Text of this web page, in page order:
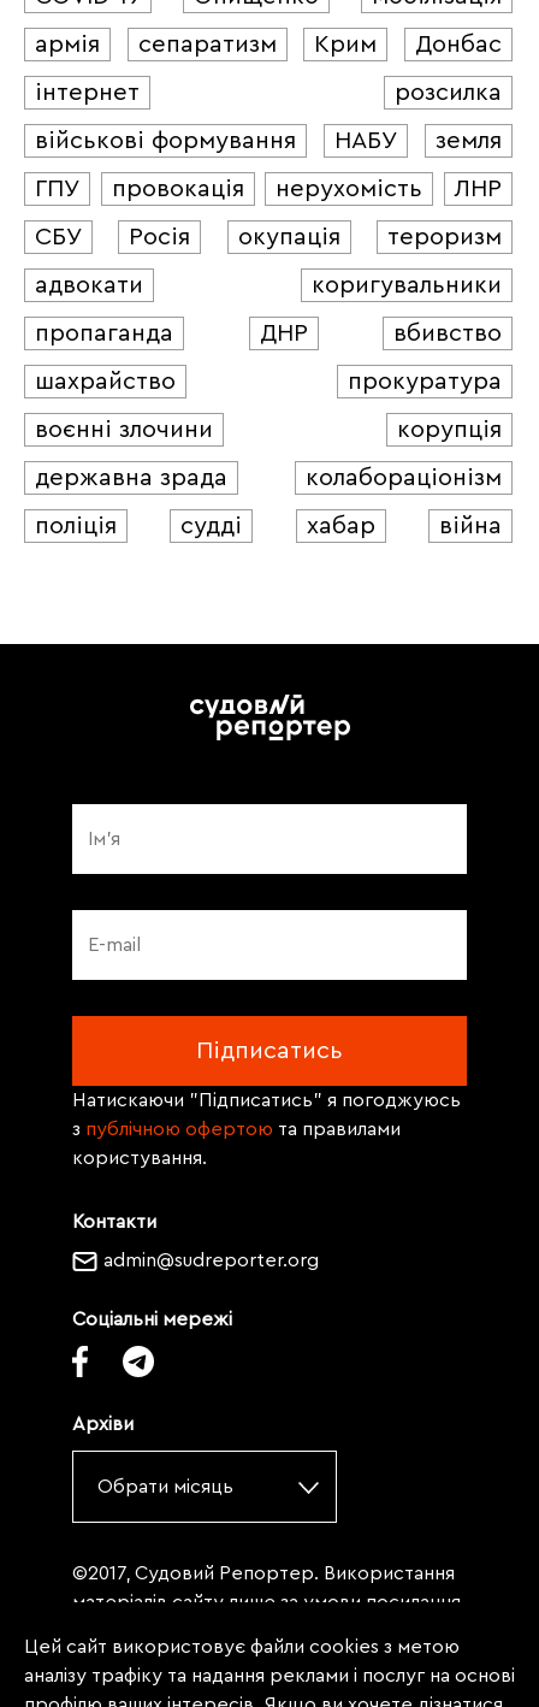
армія
сепаратизм Крим
Донбас
інтернет
розсилка
військові формування
НАБУ
земля
ГПУ
провокація нерухомість
ЛНР
СБУ
Росія окупація
тероризм
адвокати
коригувальники
пропаганда
ДНР
вбивство
шахрайство
прокуратура
воєнні злочини
корупція
державна зрада
колабораціонізм
поліція
судді хабар війна
Контакти
admin@sudreporter.org
Соціальні мережі
Архіви
Обрати місяць
Натискаючи "Підписатись" я погоджуюсь
з публічною офертою та правилами
користування.
©2017, Судовий Репортер. Використання
матеріалів сайту лише за умови посилання
«Судовий репортер» не нижче третього
абзацу. Матеріали, щодо яких міститься
Цей сайт використовує файли cookies з метою
аналізу трафіку та надання реклами і послуг на основі